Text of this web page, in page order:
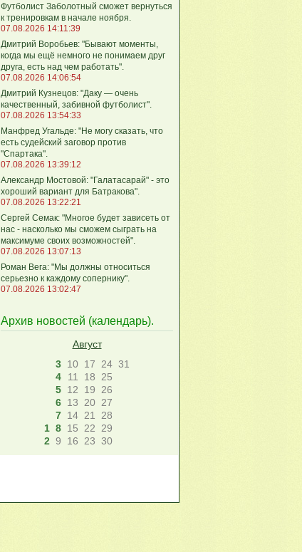
Футболист Заболотный сможет вернуться
к тренировкам в начале ноября.
07.08.2026 14:11:39
Дмитрий Воробьев: "Бывают моменты,
когда мы ещё немного не понимаем друг
друга, есть над чем работать".
07.08.2026 14:06:54
Дмитрий Кузнецов: "Даку — очень
качественный, забивной футболист".
07.08.2026 13:54:33
Манфред Угальде: "Не могу сказать, что
есть судейский заговор против
"Спартака".
07.08.2026 13:39:12
Александр Мостовой: "Галатасарай" - это
хороший вариант для Батракова".
07.08.2026 13:22:21
Сергей Семак: "Многое будет зависеть от
нас - насколько мы сможем сыграть на
максимуме своих возможностей".
07.08.2026 13:07:13
Роман Вега: "Мы должны относиться
серьезно к каждому сопернику".
07.08.2026 13:02:47
Архив новостей (календарь).
Август
3 10 17 24 31
4
11 18
25
5 12 19
26
6 13 20 27
7 14 21
28
1 8 15 22
29
2 9 16 23 30